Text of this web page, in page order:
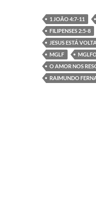
e
b
o
o
k
itt
er
1 JOÃO 4:7-11
FILIPENSES 2:5-8
JESUS ESTÁ
MGLF
O AMOR NOS
RAIMUNDO